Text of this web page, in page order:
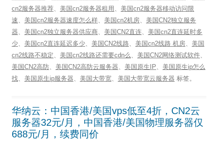
cn2服务器推荐、 美国cn2服务器租用 、 美国cn2服务器移动访问限
速、 美国cn2服务器速度怎么样、 美国cn2机房、 美国CN2独立服务
器、 美国cn2独立服务器供应商、 美国CN2直连、 美国cn2直连延时多
少、 美国cn2直连延迟多少、 美国CN2线路、 美国cn2线路 机房、 美国
cn2线路不稳定、 美国cn2线路还需要cdn么、 美国CN2网络测试软件、
美国CN2高防、 美国CN2高防云服务器、 美国原生IP、 美国原生ip怎么
找、 美国原生ip服务器、 美国大带宽、 美国大带宽云服务器 标签。
华纳云：中国香港/美国vps低至4折，CN2云
服务器32元/月，中国香港/美国物理服务器仅
688元/月，续费同价